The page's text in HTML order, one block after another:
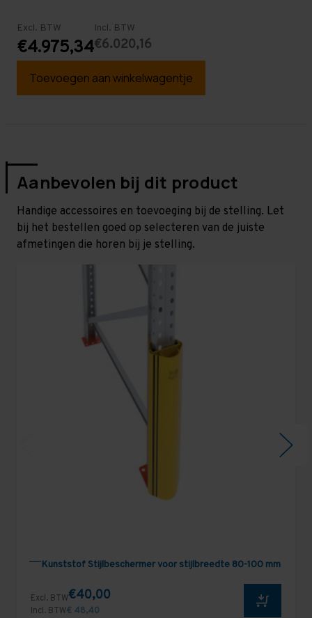
Excl. BTW
€4.975,34
Incl. BTW
€6.020,16
Toevoegen aan winkelwagentje
Aanbevolen bij dit product
Handige accessoires en toevoeging bij de stelling. Let
bij het bestellen goed op selecteren van de juiste
afmetingen die horen bij je stelling.
Kunststof Stijlbeschermer voor stijlbreedte 80-100 mm
Excl. BTW€40,00
Incl. BTW€ 48,40